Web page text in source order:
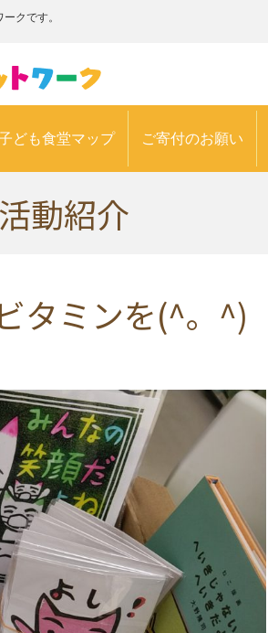
クです。
ども食堂マップ ご寄付のお願い
活動紹介
タミンを(^。^)